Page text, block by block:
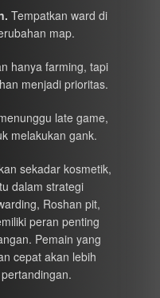
Tempatkan ward di
map.
hanya farming, tapi
menjadi prioritas.
late game,
melakukan gank.
sekadar kosmetik,
dalam strategi
Roshan pit,
peran penting
Pemain yang
cepat akan lebih